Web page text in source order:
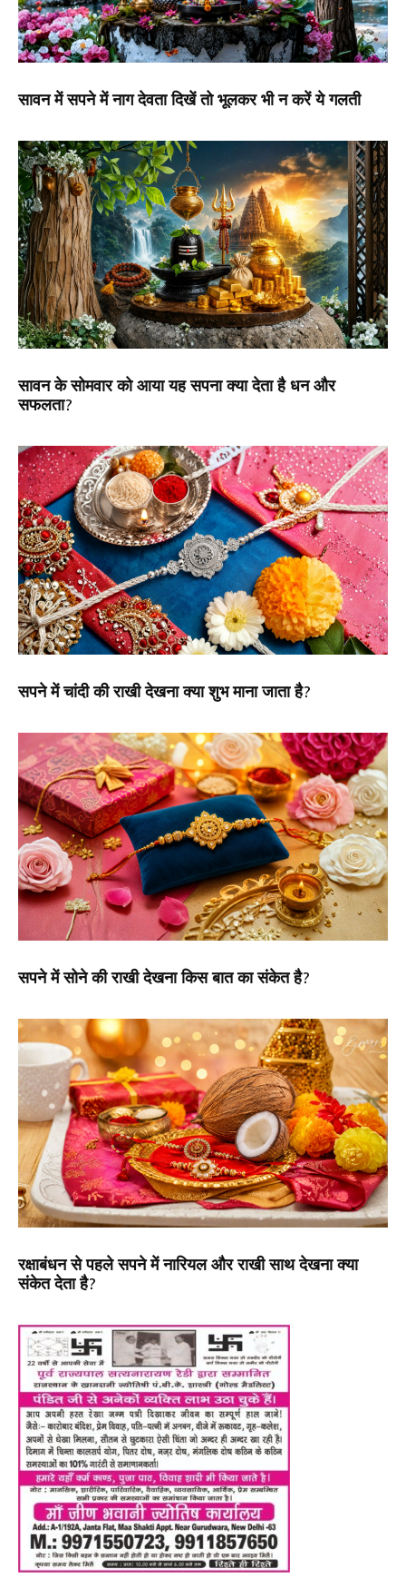
सावन में सपने में नाग देवता दिखें तो भूलकर भी न करें ये गलती
सावन के सोमवार को आया यह सपना क्या देता है धन और
सफलता?
सपने में चांदी की राखी देखना क्या शुभ माना जाता है?
सपने में सोने की राखी देखना किस बात का संकेत है?
रक्षाबंधन से पहले सपने में नारियल और राखी साथ देखना क्या
संकेत देता है?